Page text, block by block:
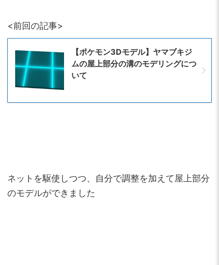
<前回の記事>
【ポケモン3Dモデル】ヤマブキジ
ムの屋上部分の溝のモデリングにつ
いて
ネットを駆使しつつ、自分で調整を加えて屋上部分
のモデルができました